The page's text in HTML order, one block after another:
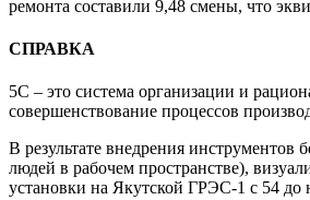
ремонта составили 9,48 смены, что
СПРАВКА
5С – это система организации и
совершенствование процессов
В результате внедрения
людей в рабочем пространстве),
установки на Якутской ГРЭС-1 с 54 до